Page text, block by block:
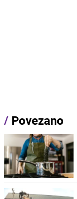
/ Povezano